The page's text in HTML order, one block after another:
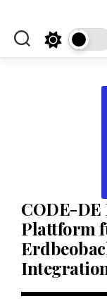
content
CODE-DE
Plattform